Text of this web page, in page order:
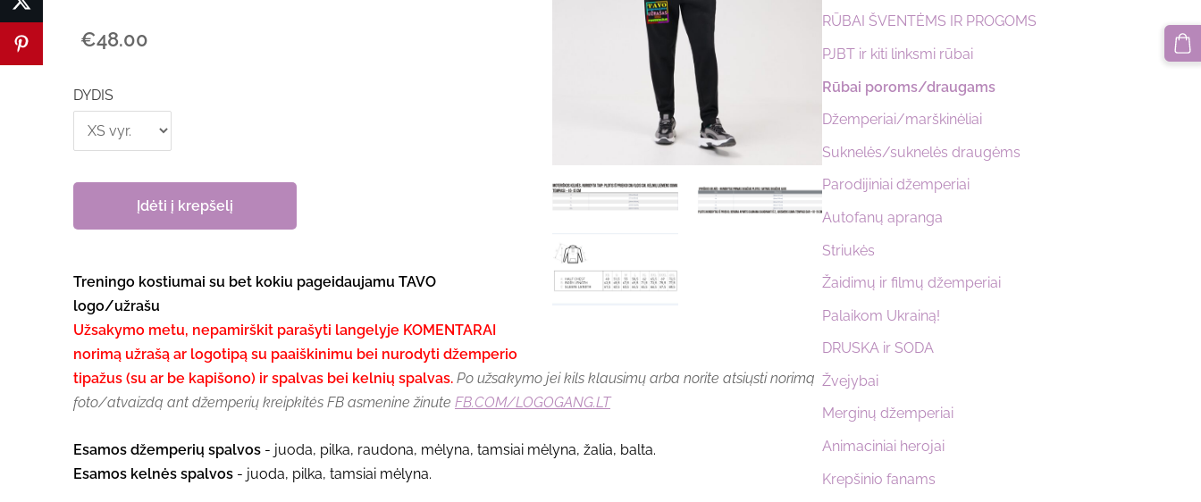
RŪBAI ŠVENTĖMS IR PROGOMS
PJBT ir kiti linksmi rūbai
Rūbai poroms/draugams
Džemperiai/marškinėliai
Suknelės/suknelės draugėms
Parodijiniai džemperiai
Autofanų apranga
Striukės
Žaidimų ir filmų džemperiai
Palaikom Ukrainą!
DRUSKA ir SODA
Žvejybai
Merginų džemperiai
Animaciniai herojai
Krepšinio fanams
€48.00
DYDIS
Įdėti į krepšelį
Treningo kostiumai su bet kokiu pageidaujamu TAVO
logo/užrašu
Užsakymo metu, nepamirškit parašyti langelyje KOMENTARAI
norimą užrašą ar logotipą su paaiškinimu bei nurodyti džemperio
tipažus (su ar be kapišono) ir spalvas bei kelnių spalvas. Po užsakymo jei kils klausimų arba norite atsiųsti norimą
foto/atvaizdą ant džemperių kreipkitės FB asmenine žinute FB.COM/LOGOGANG.LT
Esamos džemperių spalvos - juoda, pilka, raudona, mėlyna, tamsiai mėlyna, žalia, balta.
Esamos kelnės spalvos - juoda, pilka, tamsiai mėlyna.